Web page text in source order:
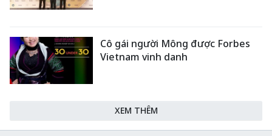
Cô gái người Mông được Forbes
Vietnam vinh danh
XEM THÊM